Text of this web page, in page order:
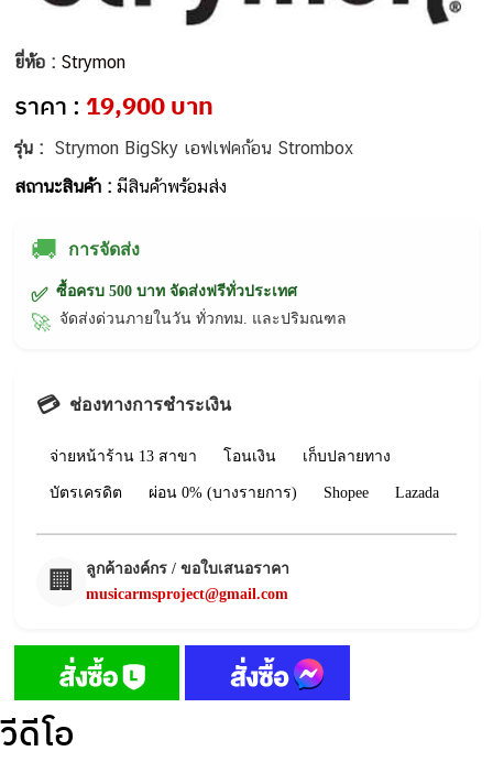
ยี่ห้อ : Strymon
ราคา : 19,900 บาท
รุ่น : Strymon BigSky เอฟเฟคก้อน Strombox
สถานะสินค้า :มีสินค้าพร้อมส่ง
🚚 การจัดส่ง
✅ ซื้อครบ 500 บาท จัดส่งฟรีทั่วประเทศ
🚀 จัดส่งด่วนภายในวัน ทั่วกทม. และปริมณฑล
💳 ช่องทางการชำระเงิน
จ่ายหน้าร้าน 13 สาขา โอนเงิน เก็บปลายทาง
บัตรเครดิต ผ่อน 0% (บางรายการ) Shopee Lazada
🏢
ลูกค้าองค์กร / ขอใบเสนอราคา
musicarmsproject@gmail.com
วีดีโอ